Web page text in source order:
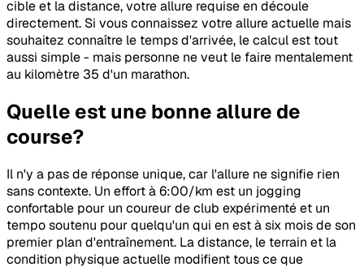
cible et la distance, votre allure requise en découle
directement. Si vous connaissez votre allure actuelle mais
souhaitez connaître le temps d'arrivée, le calcul est tout
aussi simple - mais personne ne veut le faire mentalement
au kilomètre 35 d'un marathon.
Quelle est une bonne allure de
course?
Il n'y a pas de réponse unique, car l'allure ne signifie rien
sans contexte. Un effort à 6:00/km est un jogging
confortable pour un coureur de club expérimenté et un
tempo soutenu pour quelqu'un qui en est à six mois de son
premier plan d'entraînement. La distance, le terrain et la
condition physique actuelle modifient tous ce que